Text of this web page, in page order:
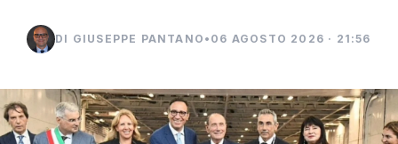
DI GIUSEPPE PANTANO • 06 AGOSTO 2026 · 21:56